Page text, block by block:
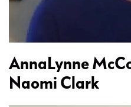
AnnaLynne
Naomi Clark